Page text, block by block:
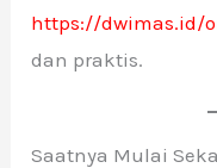
https://dwimas.id/
dan praktis.
Saatnya Mulai